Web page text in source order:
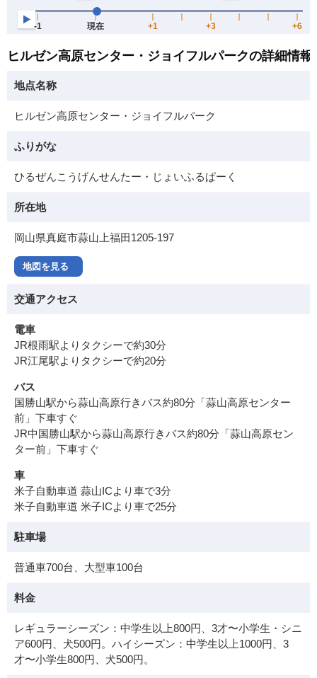
ヒルゼン高原センター・ジョイフルパークの詳細情報
地点名称
ヒルゼン高原センター・ジョイフルパーク
ふりがな
ひるぜんこうげんせんたー・じょいふるぱーく
所在地
岡山県真庭市蒜山上福田1205-197
地図を見る
交通アクセス
電車
JR根雨駅よりタクシーで約30分
JR江尾駅よりタクシーで約20分
バス
国勝山駅から蒜山高原行きバス約80分「蒜山高原センター
前」下車すぐ
JR中国勝山駅から蒜山高原行きバス約80分「蒜山高原セン
ター前」下車すぐ
車
米子自動車道 蒜山ICより車で3分
米子自動車道 米子ICより車で25分
駐車場
普通車700台、大型車100台
料金
レギュラーシーズン：中学生以上800円、3才〜小学生・シニ
ア600円、犬500円。ハイシーズン：中学生以上1000円、3
才〜小学生800円、犬500円。